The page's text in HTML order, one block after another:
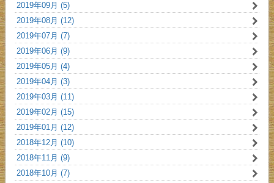
2019年09月 (5)
2019年08月 (12)
2019年07月 (7)
2019年06月 (9)
2019年05月 (4)
2019年04月 (3)
2019年03月 (11)
2019年02月 (15)
2019年01月 (12)
2018年12月 (10)
2018年11月 (9)
2018年10月 (7)